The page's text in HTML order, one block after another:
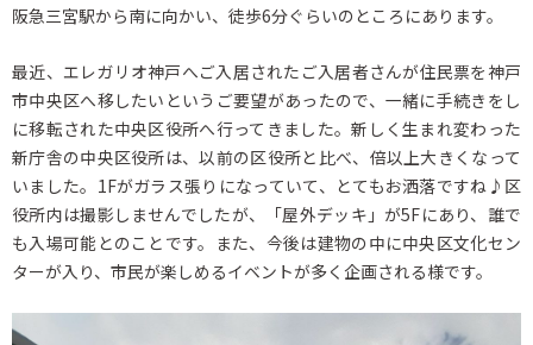
阪急三宮駅から南に向かい、徒歩6分ぐらいのところにあります。
最近、エレガリオ神戸へご入居されたご入居者さんが住民票を神戸
市中央区へ移したいというご要望があったので、一緒に手続きをし
に移転された中央区役所へ行ってきました。新しく生まれ変わった
新庁舎の中央区役所は、以前の区役所と比べ、倍以上大きくなって
いました。1Fがガラス張りになっていて、とてもお洒落ですね♪区
役所内は撮影しませんでしたが、「屋外デッキ」が5Fにあり、誰で
も入場可能とのことです。また、今後は建物の中に中央区文化セン
ターが入り、市民が楽しめるイベントが多く企画される様です。